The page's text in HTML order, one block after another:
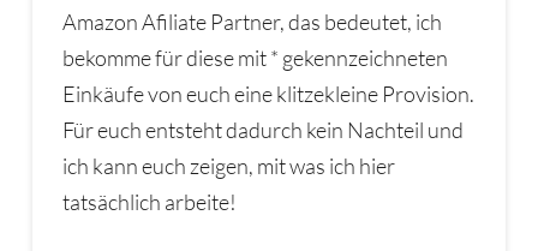
Amazon Afiliate Partner, das bedeutet, ich
bekomme für diese mit * gekennzeichneten
Einkäufe von euch eine klitzekleine Provision.
Für euch entsteht dadurch kein Nachteil und
ich kann euch zeigen, mit was ich hier
tatsächlich arbeite!